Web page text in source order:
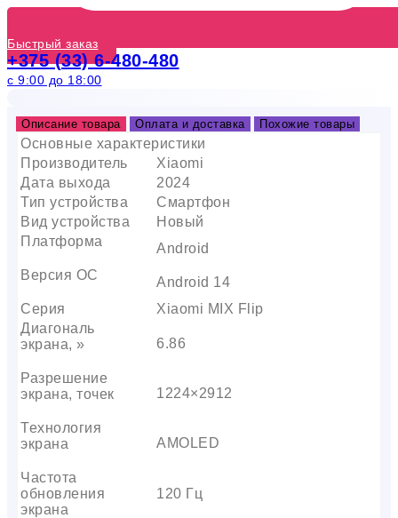
Быстрый заказ
+375 (33) 6-480-480
с 9:00 до 18:00
Описание товара Оплата и доставка Похожие товары
Основные характеристики
Производитель
Xiaomi
Дата выхода
2024
Тип устройства
Смартфон
Вид устройства
Новый
Платформа
Android
Версия ОС
Android 14
Серия
Xiaomi MIX Flip
Диагональ
экрана, »
6.86
Разрешение
экрана, точек
1224×2912
Технология
экрана
AMOLED
Частота
обновления
экрана
120 Гц